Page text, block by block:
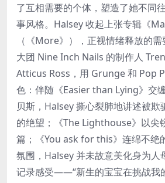
了互相需要的个体，塑造了她不同
事风格。Halsey 收起上张专辑《
（《More》），正视情绪释放的
大团 Nine Inch Nails 的制作人
Atticus Ross，用 Grunge 和 Pop
色：伴随《Easier than Lying》交
贝斯，Halsey 撕心裂肺地讲述被欺
的绝望；《The Lighthouse》以尖
篇；《You ask for this》连绵不绝
氛围，Halsey 并未故意美化身为人
记录感受——“新生的宝宝在挑战我